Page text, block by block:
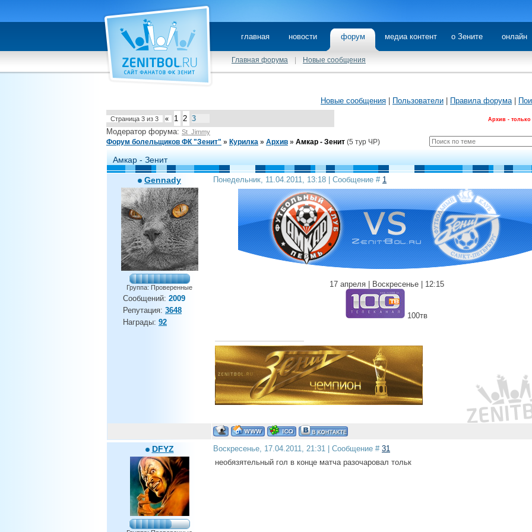
главная новости форум медиа контент о Зените онлайн
Главная форума Новые сообщения
Новые сообщения Пользователи Правила форума|
Страница 3 из 3 « 1 2 3 Архив - только
Модератор форума: St_Jimmy
Форум болельщиков ФК "Зенит" » Курилка » Архив » Амкар - Зенит (5 тур ЧР)
Амкар - Зенит
Gennady
Группа: Проверенные
Сообщений: 2009
Репутация: 3648
Награды: 92
Понедельник, 11.04.2011, 13:18 | Сообщение # 1
17 апреля | Воскресенье | 12:15
100тв
DFYZ Воскресенье, 17.04.2011, 21:31 | Сообщение # 31
необязятельный гол в конце матча разочаровал тольк